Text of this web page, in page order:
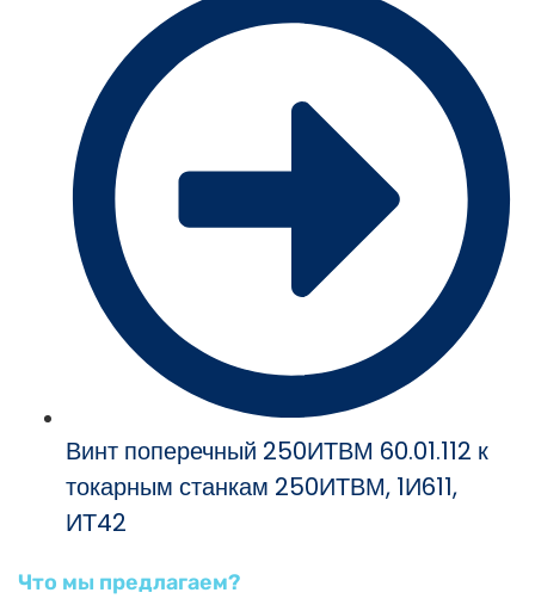
Винт поперечный 250ИТВМ 60.01.112 к
токарным станкам 250ИТВМ, 1И611,
ИТ42
Что мы предлагаем?